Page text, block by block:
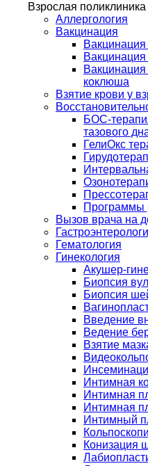
Взрослая поликлиника
Аллергология
Вакцинация
коклюша
Взятие крови у
БОС-
тазового
ГелиОкс
Программы
Вызов врача на
Гематология
Гинекология
Акушер-
Биопсия
Биопсия
Введение
Ведение
Взятие
Интимная
Интимная
Интимная
Интимный
Конизация